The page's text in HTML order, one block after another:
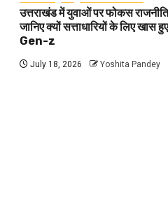
उत्तराखंड में युवाओं पर फोकस
जानिए क्यों सत्ताधारियों के लिए खास हुए
Gen-z
July 18, 2026 Yoshita Pandey